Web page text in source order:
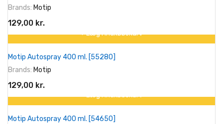
Brands: Motip
129,00 kr.
På tilbud!
+ Læg I Indkøbskurv
Motip Autospray 400 ml. [55280]
Brands: Motip
129,00 kr.
På tilbud!
+ Læg I Indkøbskurv
Motip Autospray 400 ml. [54650]